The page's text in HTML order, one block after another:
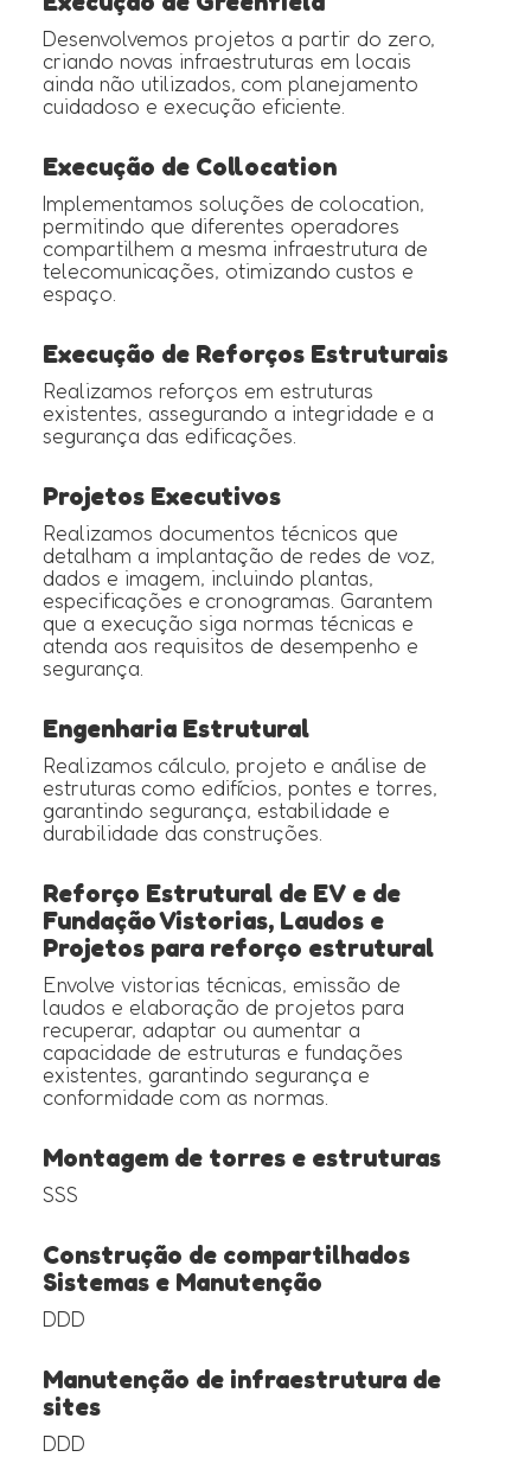
Desenvolvemos projetos a partir do zero,
criando novas infraestruturas em locais
ainda não utilizados, com planejamento
cuidadoso e execução eficiente.
Execução de Collocation
Implementamos soluções de colocation,
permitindo que diferentes operadores
compartilhem a mesma infraestrutura de
telecomunicações, otimizando custos e
espaço.
Execução de Reforços Estruturais
Realizamos reforços em estruturas
existentes, assegurando a integridade e a
segurança das edificações.
Projetos Executivos
Realizamos documentos técnicos que
detalham a implantação de redes de voz,
dados e imagem, incluindo plantas,
especificações e cronogramas. Garantem
que a execução siga normas técnicas e
atenda aos requisitos de desempenho e
segurança.
Engenharia Estrutural
Realizamos cálculo, projeto e análise de
estruturas como edifícios, pontes e torres,
garantindo segurança, estabilidade e
durabilidade das construções.
Reforço Estrutural de EV e de
Fundação Vistorias, Laudos e
Projetos para reforço estrutural
Envolve vistorias técnicas, emissão de
laudos e elaboração de projetos para
recuperar, adaptar ou aumentar a
capacidade de estruturas e fundações
existentes, garantindo segurança e
conformidade com as normas.
Montagem de torres e estruturas
SSS
Construção de compartilhados
Sistemas e Manutenção
DDD
Manutenção de infraestrutura de
sites
DDD